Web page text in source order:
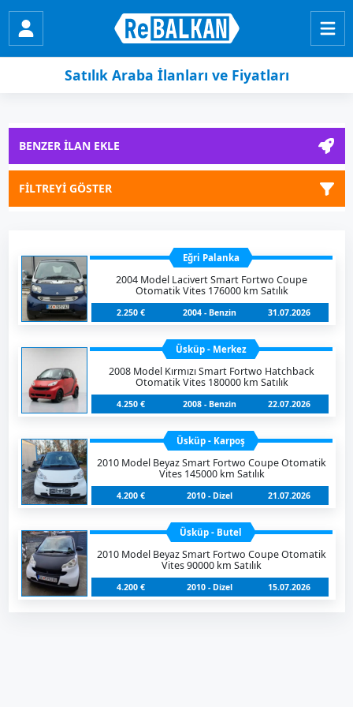
Satılık Araba İlanları ve Fiyatları
BENZER İLAN EKLE
FİLTREYİ GÖSTER
Eğri Palanka
2004 Model Lacivert Smart Fortwo Coupe
Otomatik Vites 176000 km Satılık
2.250 € 2004 - Benzin 31.07.2026
Üsküp - Merkez
2008 Model Kırmızı Smart Fortwo Hatchback
Otomatik Vites 180000 km Satılık
4.250 € 2008 - Benzin 22.07.2026
Üsküp - Karpoş
2010 Model Beyaz Smart Fortwo Coupe Otomatik
Vites 145000 km Satılık
4.200 € 2010 - Dizel 21.07.2026
Üsküp - Butel
2010 Model Beyaz Smart Fortwo Coupe Otomatik
Vites 90000 km Satılık
4.200 € 2010 - Dizel 15.07.2026